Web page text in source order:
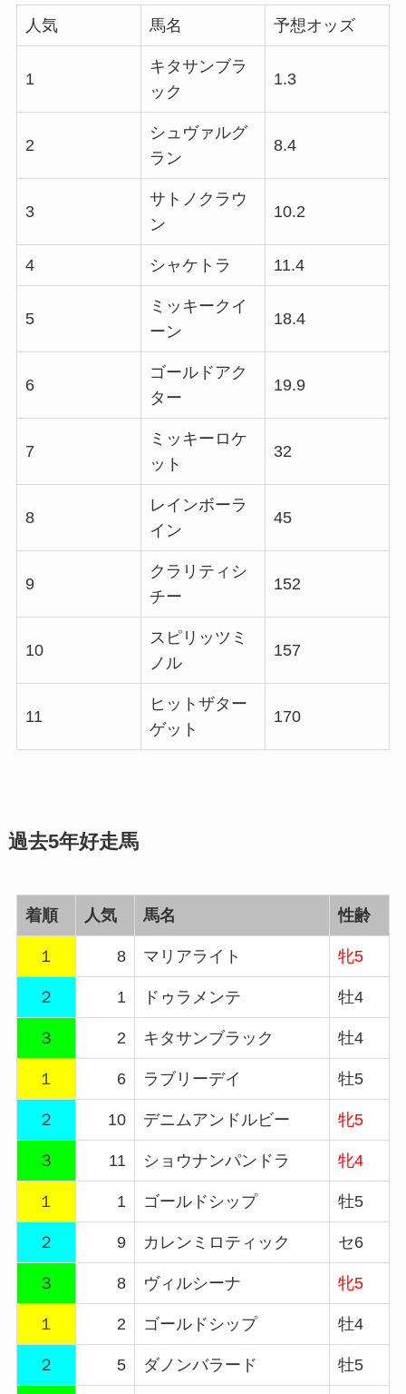
人気 馬名 予想オッズ
1
キタサンブラ
ック
1.3
2
シュヴァルグ
ラン
8.4
3
サトノクラウ
ン
10.2
4 シャケトラ 11.4
5
ミッキークイ
ーン
18.4
6
ゴールドアク
ター
19.9
7
ミッキーロケ
ット
32
8
レインボーラ
イン
45
9
クラリティシ
チー
152
10
スピリッツミ
ノル
157
11
ヒットザター
ゲット
170
過去5年好走馬
着順 人気 馬名 性齢
１ 8 マリアライト 牝5
２ 1 ドゥラメンテ 牡4
３ 2 キタサンブラック 牡4
１ 6 ラブリーデイ 牡5
２ 10 デニムアンドルビー 牝5
３ 11 ショウナンパンドラ 牝4
１ 1 ゴールドシップ 牡5
２ 9 カレンミロティック セ6
３ 8 ヴィルシーナ 牝5
１ 2 ゴールドシップ 牡4
２ 5 ダノンバラード 牡5